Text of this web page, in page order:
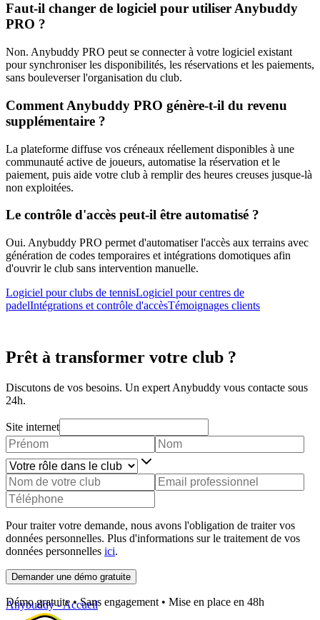
Faut-il changer de logiciel pour utiliser Anybuddy
PRO ?
Non. Anybuddy PRO peut se connecter à votre logiciel existant
pour synchroniser les disponibilités, les réservations et les paiements,
sans bouleverser l'organisation du club.
Comment Anybuddy PRO génère-t-il du revenu
supplémentaire ?
La plateforme diffuse vos créneaux réellement disponibles à une
communauté active de joueurs, automatise la réservation et le
paiement, puis aide votre club à remplir des heures creuses jusque-là
non exploitées.
Le contrôle d'accès peut-il être automatisé ?
Oui. Anybuddy PRO permet d'automatiser l'accès aux terrains avec
génération de codes temporaires et intégrations domotiques afin
d'ouvrir le club sans intervention manuelle.
Logiciel pour clubs de tennisLogiciel pour centres de
padelIntégrations et contrôle d'accèsTémoignages clients
Prêt à transformer votre club ?
Discutons de vos besoins. Un expert Anybuddy vous contacte sous
24h.
Site internet
Pour traiter votre demande, nous avons l'obligation de traiter vos
données personnelles. Plus d'informations sur le traitement de vos
données personnelles ici.
Demander une démo gratuite
Démo gratuite • Sans engagement • Mise en place en 48h
Anybuddy - Accueil